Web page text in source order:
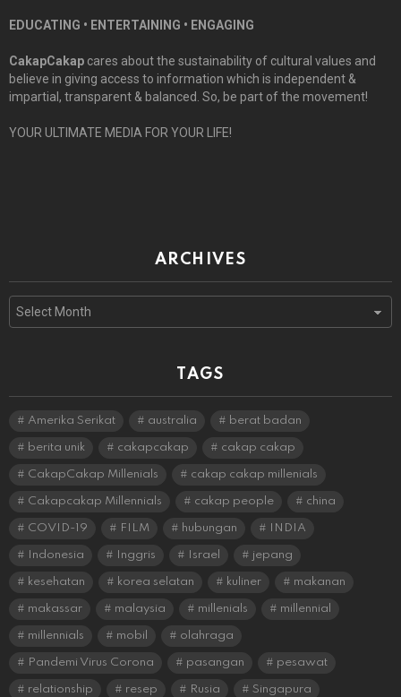
EDUCATING • ENTERTAINING • ENGAGING
CakapCakap cares about the sustainability of cultural values and
believe in giving access to information which is independent &
impartial, transparent & balanced. So, be part of the movement!
YOUR ULTIMATE MEDIA FOR YOUR LIFE!
ARCHIVES
Archives
TAGS
Amerika Serikat australia berat badan
berita unik cakapcakap cakap cakap
CakapCakap Millenials cakap cakap millenials
Cakapcakap Millennials cakap people china
COVID-19 FILM hubungan INDIA
Indonesia Inggris Israel jepang
kesehatan korea selatan kuliner makanan
makassar malaysia millenials millennial
millennials mobil olahraga
Pandemi Virus Corona pasangan pesawat
relationship resep Rusia Singapura